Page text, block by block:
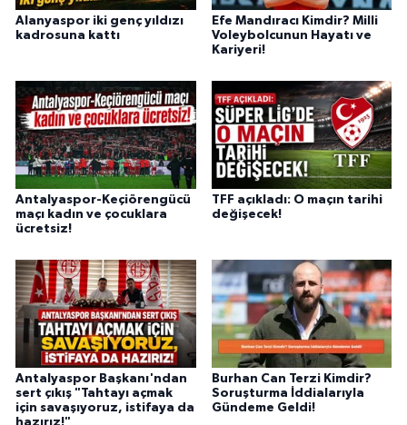
Alanyaspor iki genç yıldızı
kadrosuna kattı
Efe Mandıracı Kimdir? Milli
Voleybolcunun Hayatı ve
Kariyeri!
Antalyaspor-Keçiörengücü
maçı kadın ve çocuklara
ücretsiz!
TFF açıkladı: O maçın tarihi
değişecek!
Antalyaspor Başkanı'ndan
sert çıkış "Tahtayı açmak
için savaşıyoruz, istifaya da
hazırız!"
Burhan Can Terzi Kimdir?
Soruşturma İddialarıyla
Gündeme Geldi!